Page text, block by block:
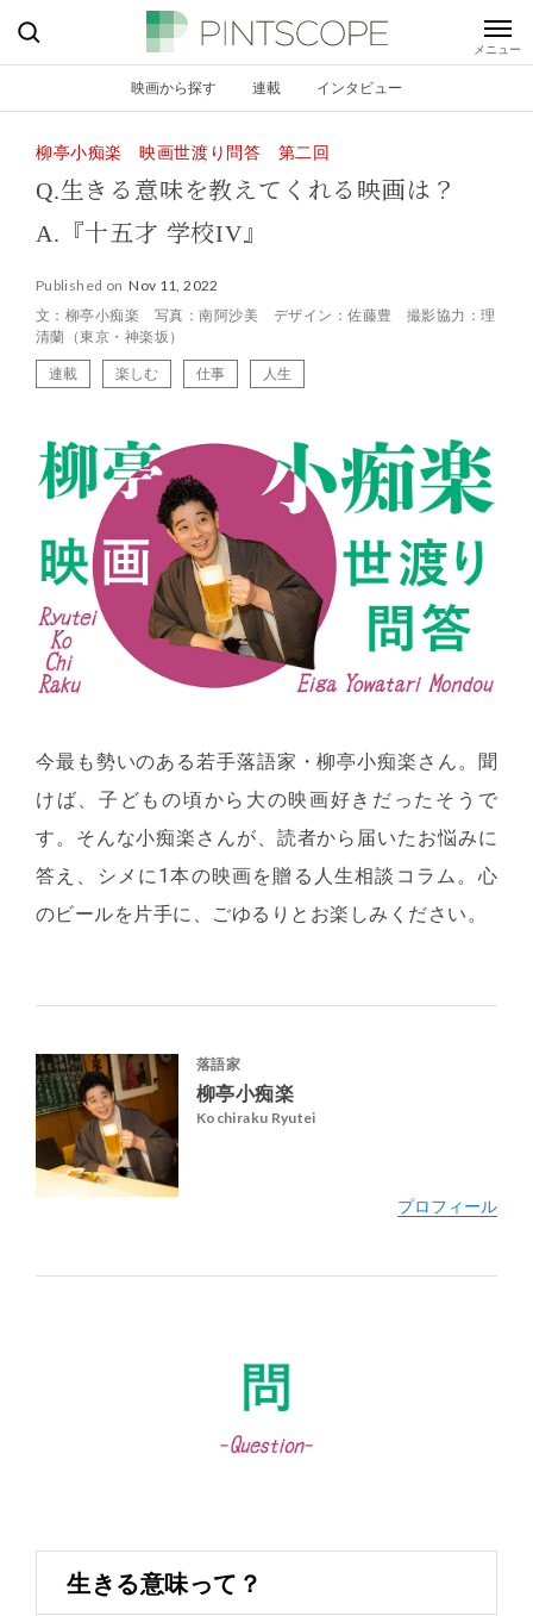
映画から探す 連載 インタビュー
柳亭小痴楽 映画世渡り問答 第二回
Q.生きる意味を教えてくれる映画は？
A.『十五才 学校IV』
Published on Nov 11, 2022
文：柳亭小痴楽 写真：南阿沙美 デザイン：佐藤豊 撮影協力：理
清蘭（東京・神楽坂）
連載 楽しむ 仕事 人生
今最も勢いのある若手落語家・柳亭小痴楽さん。聞
けば、子どもの頃から大の映画好きだったそうで
す。そんな小痴楽さんが、読者から届いたお悩みに
答え、シメに1本の映画を贈る人生相談コラム。心
のビールを片手に、ごゆるりとお楽しみください。
落語家
柳亭小痴楽
Kochiraku Ryutei
生きる意味って？